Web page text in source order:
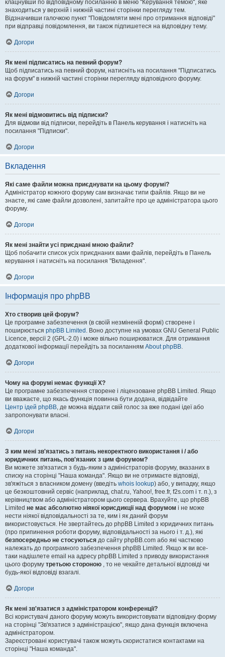
клацнувши по відповідному посиланню в меню "Керування темою", яке
знаходиться у верхній і нижній частині сторінки перегляду тем.
Відзначивши галочкою пункт "Повідомляти мені про отримання відповіді"
при відправці повідомлення, ви також підпишетеся на відповідну тему.
Догори
Як мені підписатись на певний форум?
Щоб підписатись на певний форум, натисніть на посилання "Підписатись
на форум" в нижній частині сторінки перегляду відповідного форуму.
Догори
Як мені відмовитись від підписки?
Для відмови від підписки, перейдіть в Панель керування і натисніть на
посилання "Підписки".
Догори
Вкладення
Які саме файли можна приєднувати на цьому форумі?
Адміністратор кожного форуму сам визначає типи файлів. Якщо ви не
знаєте, які саме файли дозволені, запитайте про це адміністратора цього
форуму.
Догори
Як мені знайти усі приєднані мною файли?
Щоб побачити список усіх приєднаних вами файлів, перейдіть в Панель
керування і натисніть на посилання "Вкладення".
Догори
Інформація про phpBB
Хто створив цей форум?
Це програмне забезпечення (в своїй незміненій формі) створене і
поширюється phpBB Limited . Воно доступне на умовах GNU General Public
Licence, версії 2 (GPL-2.0) і може вільно поширюватися. Для отримання
додаткової інформації перейдіть за посиланням About phpBB.
Догори
Чому на форумі немає функції X?
Це програмне забезпечення створене і ліцензоване phpBB Limited. Якщо
ви вважаєте, що якась функція повинна бути додана, відвідайте
Центр ідей phpBB, де можна віддати свій голос за вже подані ідеї або
запропонувати власні.
Догори
З ким мені зв'язатись з питань некоректного використання і / або
юридичних питань, пов'язаних з цим форумом?
Ви можете зв'язатися з будь-яким з адміністраторів форуму, вказаних в
списку на сторінці "Наша команда". Якщо ви не отримаєте відповіді,
зв'яжіться з власником домену (введіть whois lookup) або, у випадку, якщо
це безкоштовний сервіс (наприклад, chat.ru, Yahoo!, free.fr, f2s.com і т. п.), з
керівництвом або адміністратором цього сервера. Врахуйте, що phpBB
Limited не має абсолютно ніякої юрисдикції над форумом і не може
нести ніякої відповідальності за те, ким і як даний форум
використовується. Не звертайтесь до phpBB Limited з юридичних питань
(про припинення роботи форуму, відповідальності за нього і т. д.), які
безпосередньо не стосуються до сайту phpBB.com або які частково
належать до програмного забезпечення phpBB Limited. Якщо ж ви все-
таки надішлете email на адресу phpBB Limited з приводу використання
цього форуму третьою стороною , то не чекайте детальної відповіді чи
будь-якої відповіді взагалі.
Догори
Як мені зв'язатися з адміністратором конференції?
Всі користувачі даного форуму можуть використовувати відповідну форму
на сторінці "Зв'язатися з адміністрацією", якщо дана функція включена
адміністратором.
Зареєстровані користувачі також можуть скористатися контактами на
сторінці "Наша команда".